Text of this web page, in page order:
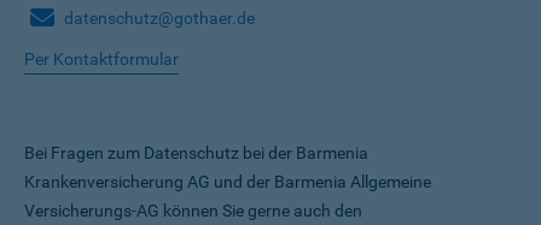
datenschutz@gothaer.de
Per Kontaktformular
Bei Fragen zum Datenschutz bei der Barmenia
Krankenversicherung AG und der Barmenia Allgemeine
Versicherungs-AG können Sie gerne auch den